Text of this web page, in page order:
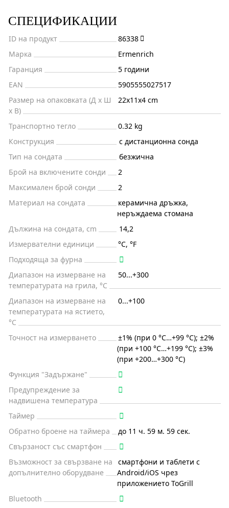
СПЕЦИФИКАЦИИ
ID на продукт
86338
Марка
Ermenrich
Гаранция
5 години
EAN
5905555027517
Размер на опаковката (Д x Ш
x В)
22x11x4 cm
Транспортно тегло
0.32 kg
Конструкция
с дистанционна сонда
Тип на сондата
безжична
Брой на включените сонди
2
Максимален брой сонди
2
Материал на сондата
керамична дръжка,
неръждаема стомана
Дължина на сондата, cm
14,2
Измервателни единици
°C, °F
Подходяща за фурна
Диапазон на измерване на
температурата на грила, °C
50...+300
Диапазон на измерване на
температурата на ястието,
°C
0...+100
Точност на измерването
±1% (при 0 °C…+99 °C); ±2%
(при +100 °C…+199 °C); ±3%
(при +200…+300 °C)
Функция "Задържане"
Предупреждение за
надвишена температура
Таймер
Обратно броене на таймера
до 11 ч. 59 м. 59 сек.
Свързаност със смартфон
Възможност за свързване на
допълнително оборудване
смартфони и таблети с
Android/iOS чрез
приложението ToGrill
Bluetooth